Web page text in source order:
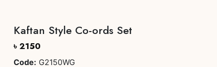
Kaftan Style Co-ords Set
৳ 2150
Code: G2150WG